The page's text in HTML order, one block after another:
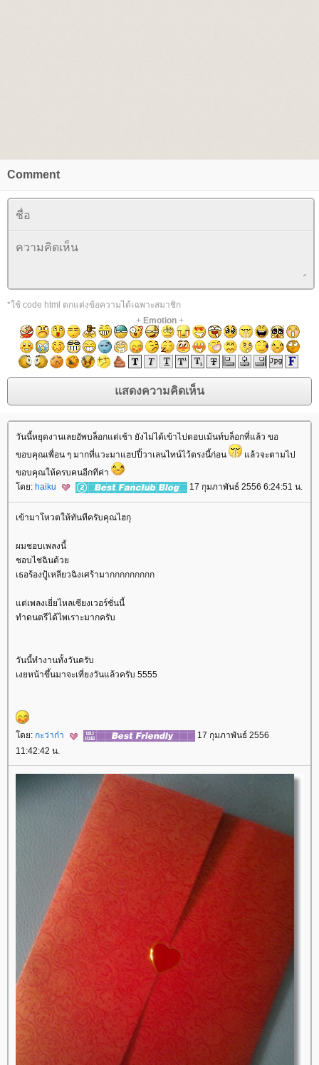
Comment
*ใช้ code html ตกแต่งข้อความได้เฉพาะสมาชิก
+ Emotion+
วันนี้หยุดงานเลยอัพบล็อกแต่เช้า ยังไม่ได้เข้าไปตอบเม้นท์บล็อกที่แล้ว ขอ
ขอบคุณเพื่อน ๆ มากที่แวะมาแฮปปี้วาเลนไทน์ไว้ตรงนี้ก่อน
ล้วจะตามไป
ขอบคุณให้ครบคนอีกทีค่า
ดย: haiku 17 กุมภาพันธ์ 2556 6:24:51 น.
เข้ามาโหวตให้ทันทีครับคุณไฮกุ
ผมชอบเพลงนี้
ชอบไช่ฉินด้ว
เธอร้องปู้เหลียวฉิงเศร้ามากกกกกกกกก
ต่เพลงเยี่ยไหลเซียงเวอร์ชั่นนี้
ทำดนตรีได้ไพเราะมากครับ
วันนี้ทำงานทั้งวันครับ
เงยหน้าขึ้นมาจะเที่ยงวันแล้วครับ 5555
ดย: กะว่าก๋า
17 กุมภาพันธ์ 2556
11:42:42 น.